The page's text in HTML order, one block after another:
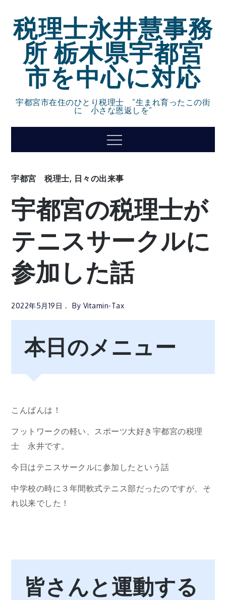
content
税理士永井慧事務
所 栃木県宇都宮
市を中心に対応
宇都宮市在住のひとり税理士 ”生まれ育ったこの街
に 小さな恩返しを”
Menu
宇都宮 税理士, 日々の出来事
宇都宮の税理士が
テニスサークルに
参加した話
2022年5月19日 By Vitamin-Tax
本日のメニュー
こんばんは！
フットワークの軽い、スポーツ大好き宇都宮の税理
士 永井です。
今日はテニスサークルに参加したという話
中学校の時に３年間軟式テニス部だったのですが、そ
れ以来でした！
皆さんと運動する